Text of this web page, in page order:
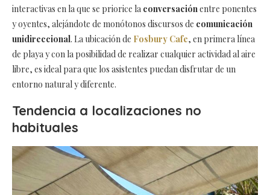
interactivas en la que se priorice la conversaciónentre ponentes
y oyentes, alejándote de monótonos discursos de comunicación
unidireccional. La ubicación de Fosbury Cafe, en primera línea
de playa y con la posibilidad de realizar cualquier actividad al aire
libre, es ideal paraque los asistentes puedan disfrutar de un
entorno natural y diferente.
Tendencia a localizaciones no
habituales